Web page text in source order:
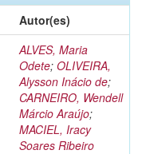
Autor(es)
ALVES, Maria
Odete; OLIVEIRA,
Alysson Inácio de;
CARNEIRO, Wendell
Márcio Araújo;
MACIEL, Iracy
Soares Ribeiro